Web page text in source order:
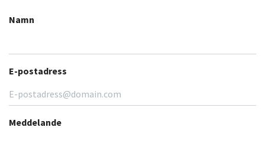
Namn
E-postadress
Meddelande